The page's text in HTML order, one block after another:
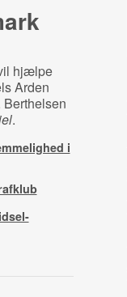
hjælpe
Arden
Berthelsen
.
i